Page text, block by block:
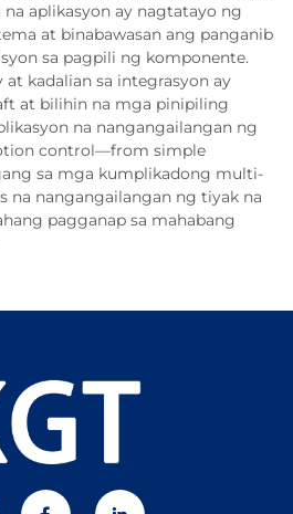
aplikasyon ay nagtatayo ng
at binabawasan ang panganib
sa pagpili ng komponente.
kadalian sa integrasyon ay
at bilihin na mga pinipiling
na nangangailangan ng
control—from simple
sa mga kumplikadong multi-
na nangangailangan ng tiyak na
pagganap sa mahabang